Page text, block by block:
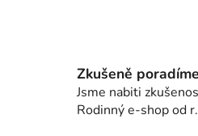
Zkušeně poradíme
Jsme nabiti
Rodinný e-shop od